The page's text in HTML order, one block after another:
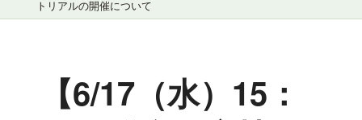
ッ
トリアルの開催について
【6/17（水）15：